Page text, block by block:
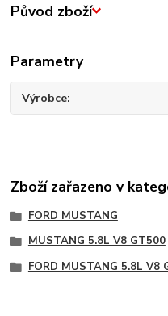
Původ zboží
Parametry
Výrobce
Zboží zařazeno v
FORD MUSTANG
MUSTANG 5.8L V8 GT500
FORD MUSTANG 5.8L V8